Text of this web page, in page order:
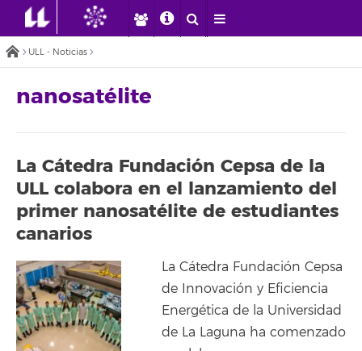
ULL - Noticias
nanosatélite
La Cátedra Fundación Cepsa de la
ULL colabora en el lanzamiento del
primer nanosatélite de estudiantes
canarios
La Cátedra Fundación Cepsa
de Innovación y Eficiencia
Energética de la Universidad
de La Laguna ha comenzado